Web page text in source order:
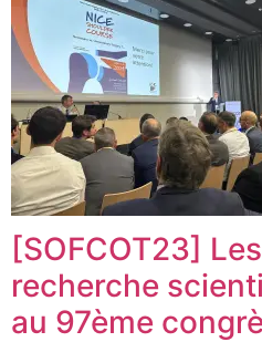
[SOFCOT23]
recherche
au 97ème